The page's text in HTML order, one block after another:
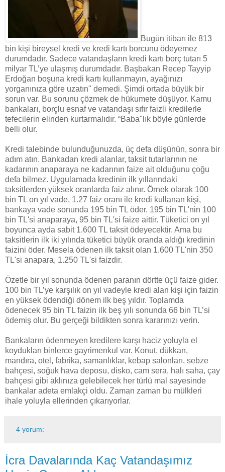
Bugün itibarı ile 813
bin kişi bireysel kredi ve kredi kartı borcunu ödeyemez
durumdadır. Sadece vatandaşların kredi kartı borç tutarı 5
milyar TL’ye ulaşmış durumdadır. Başbakan Recep Tayyip
Erdoğan boşuna kredi kartı kullanmayın, ayağınızı
yorganınıza göre uzatın" demedi. Şimdi ortada büyük bir
sorun var. Bu sorunu çözmek de hükumete düşüyor. Kamu
bankaları, borçlu esnaf ve vatandaşı sıfır faizli kredilerle
tefecilerin elinden kurtarmalıdır. “Baba"lık böyle günlerde
belli olur.
Kredi talebinde bulunduğunuzda, üç defa düşünün, sonra bir
adım atın. Bankadan kredi alanlar, taksit tutarlarının ne
kadarının anaparaya ne kadarının faize ait olduğunu çoğu
defa bilmez. Uygulamada kredinin ilk yıllarındaki
taksitlerden yüksek oranlarda faiz alınır. Örnek olarak 100
bin TL on yıl vade, 1.27 faiz oranı ile kredi kullanan kişi,
bankaya vade sonunda 195 bin TL öder. 195 bin TL'nin 100
bin TL'si anaparaya, 95 bin TL'si faize aittir. Tüketici on yıl
boyunca ayda sabit 1.600 TL taksit ödeyecektir. Ama bu
taksitlerin ilk iki yılında tüketici büyük oranda aldığı kredinin
faizini öder. Mesela ödenen ilk taksit olan 1.600 TL'nin 350
TL'si anapara, 1.250 TL'si faizdir.
Özetle bir yıl sonunda ödenen paranın dörtte üçü faize gider.
100 bin TL’ye karşılık on yıl vadeyle kredi alan kişi için faizin
en yüksek ödendiği dönem ilk beş yıldır. Toplamda
ödenecek 95 bin TL faizin ilk beş yılı sonunda 66 bin TL’si
ödemiş olur. Bu gerçeği bildikten sonra kararınızı verin.
Bankaların ödenmeyen kredilere karşı haciz yoluyla el
koydukları binlerce gayrimenkul var. Konut, dükkan,
mandıra, otel, fabrika, samanlıklar, kebap salonları, sebze
bahçesi, soğuk hava deposu, disko, cam sera, halı saha, çay
bahçesi gibi aklınıza gelebilecek her türlü mal sayesinde
bankalar adeta emlakçi oldu. Zaman zaman bu mülkleri
ihale yoluyla ellerinden çıkarıyorlar.
4 yorum:
İcra Davalarında Kaç Vatandaşımız